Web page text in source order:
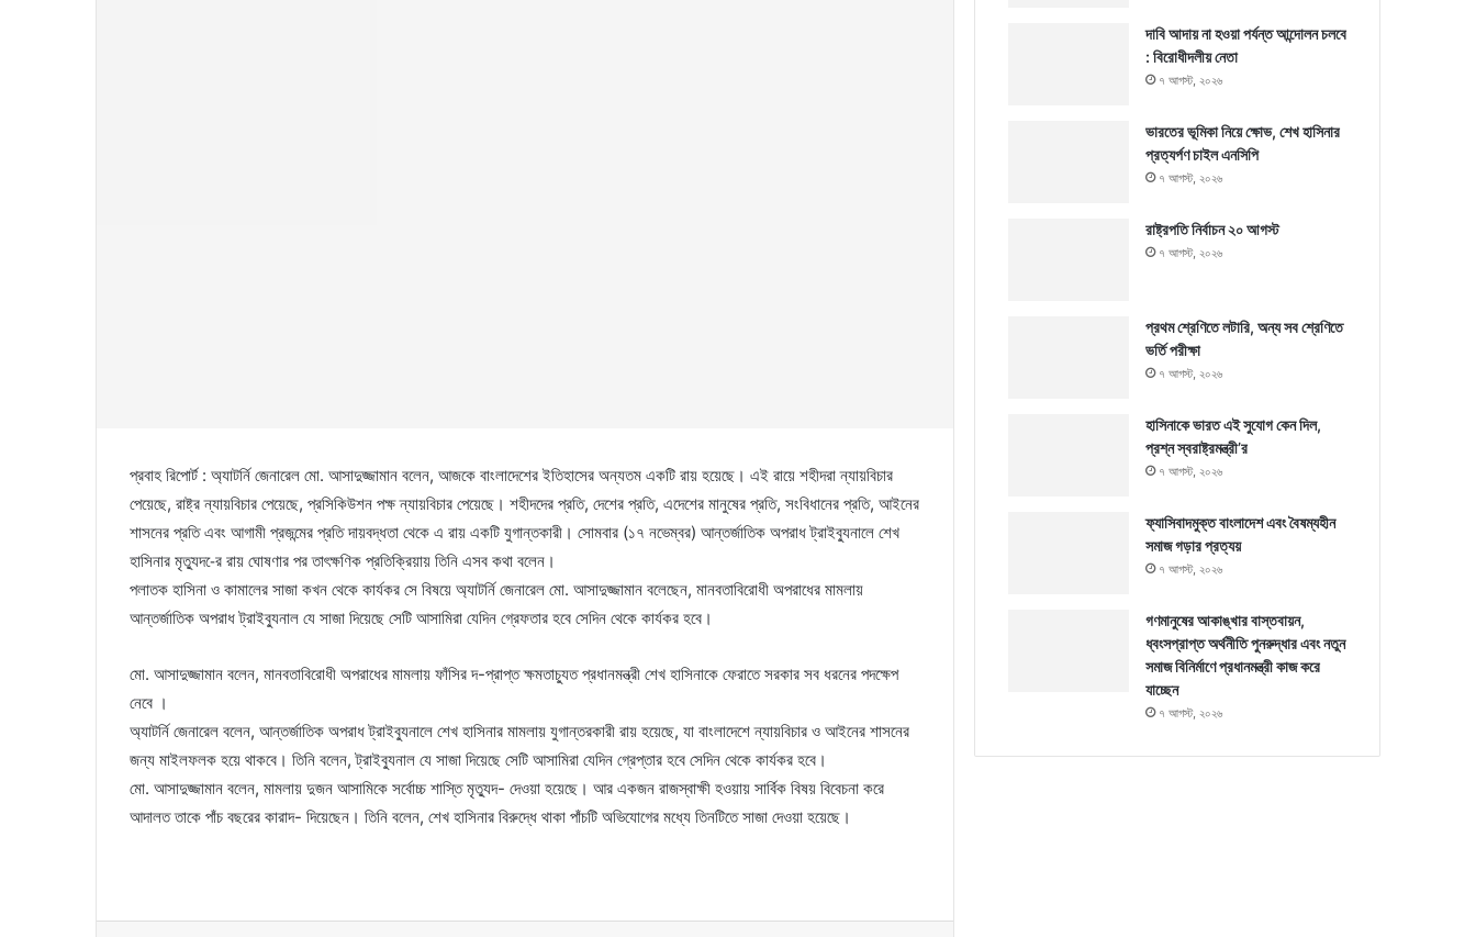
প্রবাহ রিপোর্ট : অ্যাটর্নি জেনারেল মো. আসাদুজ্জামান বলেন, আজকে বাংলাদেশের ইতিহাসের অন্যতম একটি রায় হয়েছে। এই রায়ে শহীদরা ন্যায়বিচার
পেয়েছে, রাষ্ট্র ন্যায়বিচার পেয়েছে, প্রসিকিউশন পক্ষ ন্যায়বিচার পেয়েছে। শহীদদের প্রতি, দেশের প্রতি, এদেশের মানুষের প্রতি, সংবিধানের প্রতি, আইনের
শাসনের প্রতি এবং আগামী প্রজন্মের প্রতি দায়বদ্ধতা থেকে এ রায় একটি যুগান্তকারী। সোমবার (১৭ নভেম্বর) আন্তর্জাতিক অপরাধ ট্রাইব্যুনালে শেখ
হাসিনার মৃত্যুদ-ের রায় ঘোষণার পর তাৎক্ষণিক প্রতিক্রিয়ায় তিনি এসব কথা বলেন।
পলাতক হাসিনা ও কামালের সাজা কখন থেকে কার্যকর সে বিষয়ে অ্যাটর্নি জেনারেল মো. আসাদুজ্জামান বলেছেন, মানবতাবিরোধী অপরাধের মামলায়
আন্তর্জাতিক অপরাধ ট্রাইব্যুনাল যে সাজা দিয়েছে সেটি আসামিরা যেদিন গ্রেফতার হবে সেদিন থেকে কার্যকর হবে।
মো. আসাদুজ্জামান বলেন, মানবতাবিরোধী অপরাধের মামলায় ফাঁসির দ-প্রাপ্ত ক্ষমতাচ্যুত প্রধানমন্ত্রী শেখ হাসিনাকে ফেরাতে সরকার সব ধরনের পদক্ষেপ
নেবে ।
অ্যাটর্নি জেনারেল বলেন, আন্তর্জাতিক অপরাধ ট্রাইব্যুনালে শেখ হাসিনার মামলায় যুগান্তরকারী রায় হয়েছে, যা বাংলাদেশে ন্যায়বিচার ও আইনের শাসনের
জন্য মাইলফলক হয়ে থাকবে। তিনি বলেন, ট্রাইব্যুনাল যে সাজা দিয়েছে সেটি আসামিরা যেদিন গ্রেপ্তার হবে সেদিন থেকে কার্যকর হবে।
মো. আসাদুজ্জামান বলেন, মামলায় দুজন আসামিকে সর্বোচ্চ শাস্তি মৃত্যুদ- দেওয়া হয়েছে। আর একজন রাজস্বাক্ষী হওয়ায় সার্বিক বিষয় বিবেচনা করে
আদালত তাকে পাঁচ বছরের কারাদ- দিয়েছেন। তিনি বলেন, শেখ হাসিনার বিরুদ্ধে থাকা পাঁচটি অভিযোগের মধ্যে তিনটিতে সাজা দেওয়া হয়েছে।
দাবি আদায় না হওয়া পর্যন্ত আন্দোলন চলবে
: বিরোধীদলীয় নেতা
৭ আগস্ট, ২০২৬
ভারতের ভূমিকা নিয়ে ক্ষোভ, শেখ হাসিনার
প্রত্যর্পণ চাইল এনসিপি
৭ আগস্ট, ২০২৬
রাষ্ট্রপতি নির্বাচন ২০ আগস্ট
৭ আগস্ট, ২০২৬
প্রথম শ্রেণিতে লটারি, অন্য সব শ্রেণিতে
ভর্তি পরীক্ষা
৭ আগস্ট, ২০২৬
হাসিনাকে ভারত এই সুযোগ কেন দিল,
প্রশ্ন স্বরাষ্ট্রমন্ত্রী’র
৭ আগস্ট, ২০২৬
ফ্যাসিবাদমুক্ত বাংলাদেশ এবং বৈষম্যহীন
সমাজ গড়ার প্রত্যয়
৭ আগস্ট, ২০২৬
গণমানুষের আকাঙ্খার বাস্তবায়ন,
ধ্বংসপ্রাপ্ত অর্থনীতি পুনরুদ্ধার এবং নতুন
সমাজ বিনির্মাণে প্রধানমন্ত্রী কাজ করে
যাচ্ছেন
৭ আগস্ট, ২০২৬